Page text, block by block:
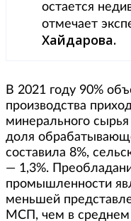
остается
отмечает
Хайдарова.
В 2021 году 90%
производства
минерального
доля
составила 8%,
— 1,3%.
промышленности
меньшей
МСП, чем в среднем